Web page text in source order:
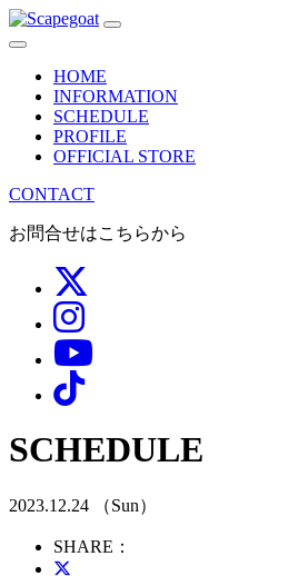
メ
ゲ
ー
HOME
INFORMATION
SCHEDULE
PROFILE
OFFICIAL STORE
CONTACT
お問合せはこちらから
SCHEDULE
2023.12.24 （Sun）
SHARE：